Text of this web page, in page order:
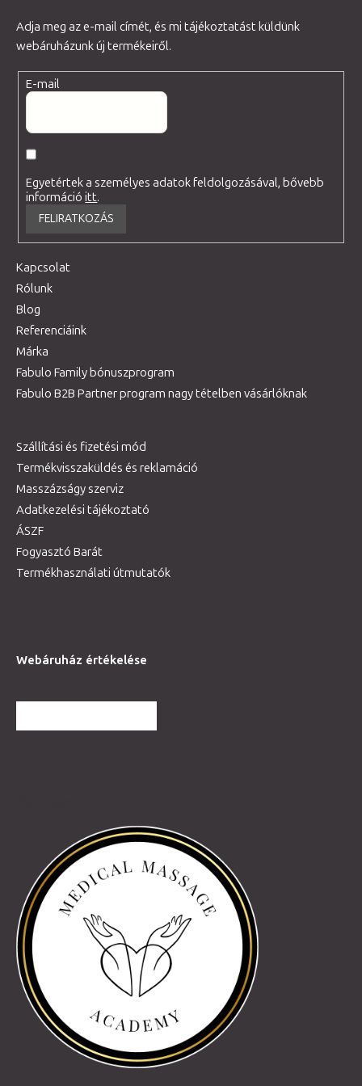
Adja meg az e-mail címét, és mi tájékoztatást küldünk
webáruházunk új termékeiről.
E-mail
Egyetértek a személyes adatok feldolgozásával, bővebb
információitt.
FELIRATKOZÁS
Kapcsolat
Rólunk
Blog
Referenciáink
Márka
Fabulo Family bónuszprogram
Fabulo B2B Partner program nagy tételben vásárlóknak
Szállítási és fizetési mód
Termékvisszaküldés és reklamáció
Masszázságy szerviz
Adatkezelési tájékoztató
ÁSZF
Fogyasztó Barát
Termékhasználati útmutatók
Webáruház értékelése